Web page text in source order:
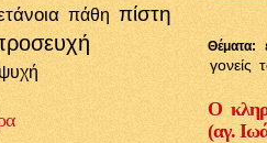
πάθη πίστη
ψυχή
Θέματα:
γονείς
Ο
(αγ.